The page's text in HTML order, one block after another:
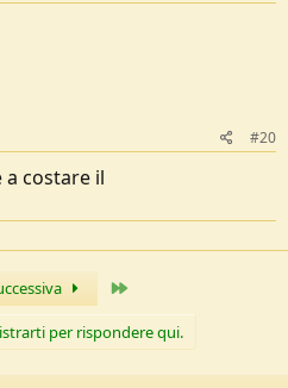
#20
costare il
per rispondere qui.